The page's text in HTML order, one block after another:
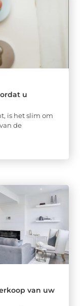
u
is het slim om
de
van uw